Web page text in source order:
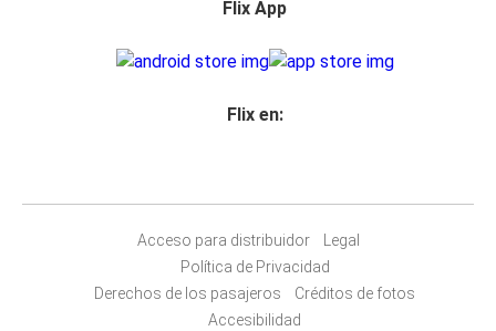
Flix App
Flix en:
Acceso para distribuidor
Legal
Política de Privacidad
Derechos de los pasajeros
Créditos de fotos
Accesibilidad